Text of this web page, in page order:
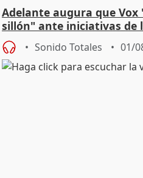
Adelante augura que Vox
sillón" ante iniciativas de
Sonido Totales 01/